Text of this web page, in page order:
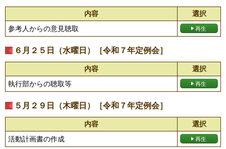
内容
選択
参考人からの意見聴取
６月２５日（水曜日）［令和７年定例会］
内容
選択
執行部からの聴取等
５月２９日（木曜日）［令和７年定例会］
内容
選択
活動計画書の作成